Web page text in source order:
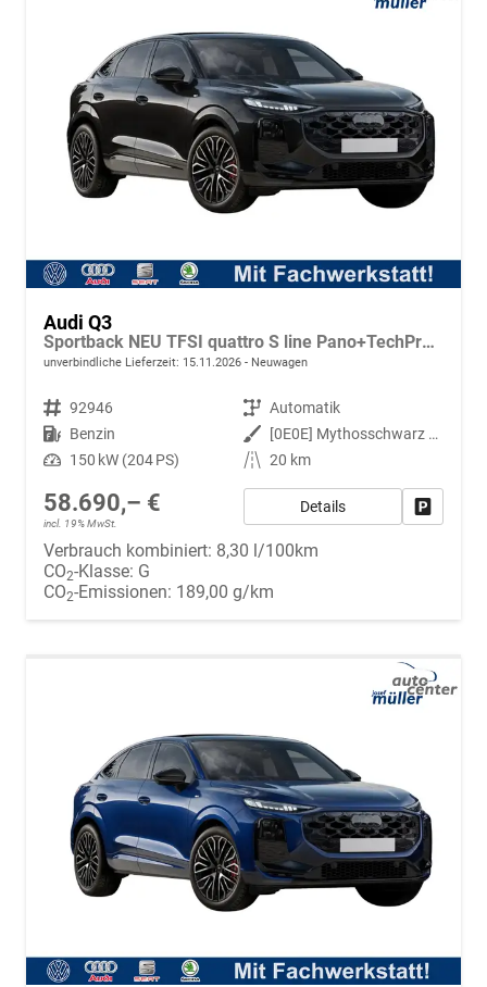
Audi Q3
Sportback NEU TFSI quattro S line Pano+TechPro+Matrix+AHK+HUD+Alu20+KlimaPlus+DCC+SONOS
unverbindliche Lieferzeit: 15.11.2026 Neuwagen
Fahrzeugnr. 92946 Getriebe Automatik
Kraftstoff Benzin Außenfarbe
[0E0E] Mythosschwarz Metallic
Leistung 150 kW (204 PS) Kilometerstand 20 km
58.690,– €
incl. 19% MwSt.
Details
Verbrauch kombiniert: 8,30 l/100km
CO2-Klasse: G
CO2-Emissionen: 189,00 g/km